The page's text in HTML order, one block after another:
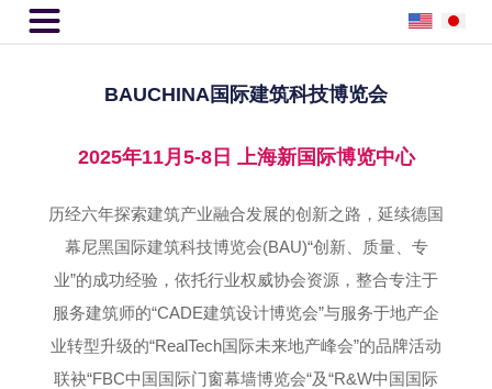

BAUCHINA国际建筑科技博览会
2025年11月5-8日 上海新国际博览中心
历经六年探索建筑产业融合发展的创新之路，延续德国
幕尼黑国际建筑科技博览会(BAU)“创新、质量、专
业”的成功经验，依托行业权威协会资源，整合专注于
服务建筑师的“CADE建筑设计博览会”与服务于地产企
业转型升级的“RealTech国际未来地产峰会”的品牌活动
联袂“FBC中国国际门窗幕墙博览会“及“R&W中国国际